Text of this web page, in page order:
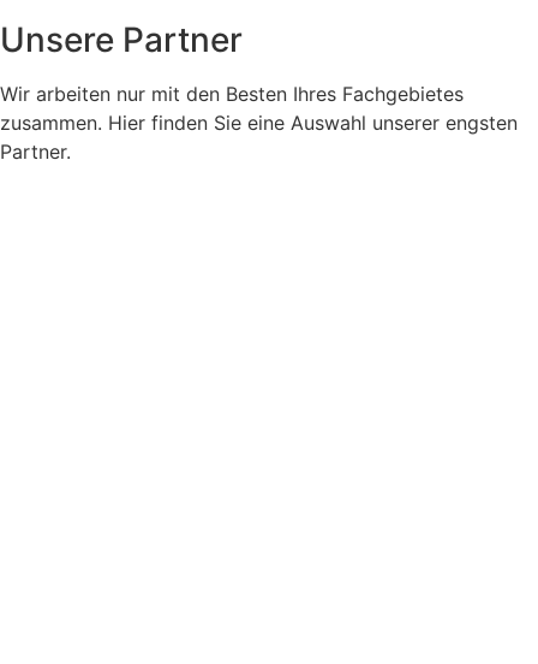
Unsere Partner
Wir arbeiten nur mit den Besten Ihres Fachgebietes
zusammen. Hier finden Sie eine Auswahl unserer engsten
Partner.